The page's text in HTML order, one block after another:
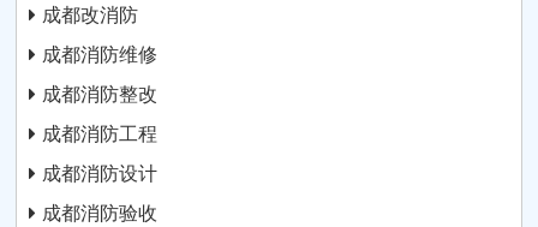
成都改消防
成都消防维修
成都消防整改
成都消防工程
成都消防设计
成都消防验收